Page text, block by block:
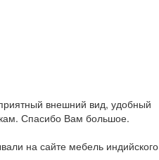
внешний вид, удобный
Спасибо Вам большое.
на сайте мебель индийского